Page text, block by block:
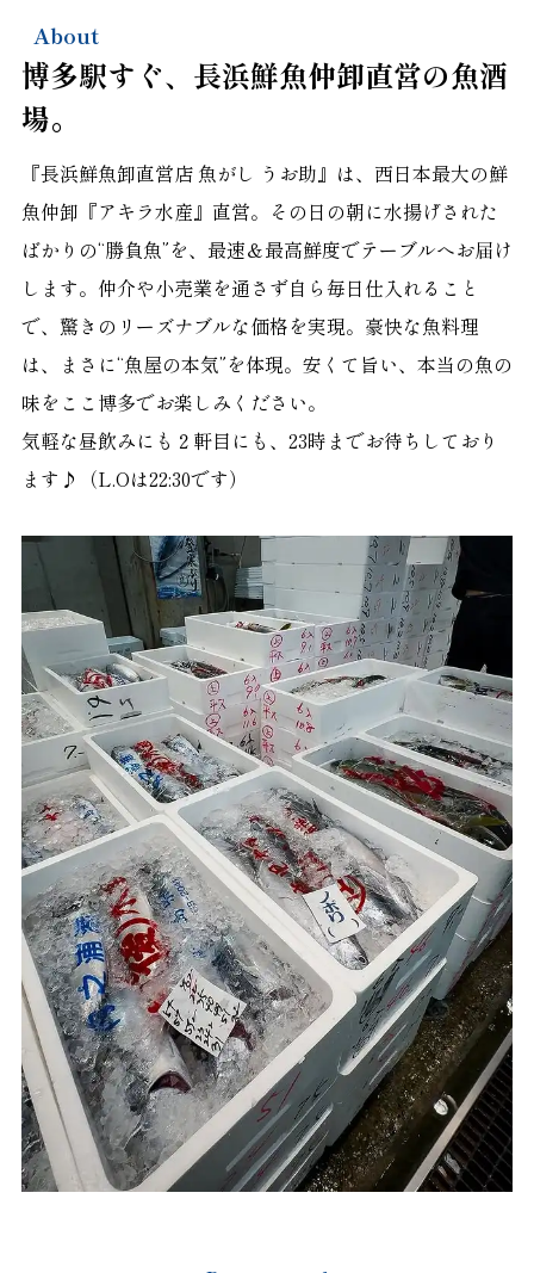
About
博多駅すぐ、長浜鮮魚仲卸直営の魚酒
場。
『長浜鮮魚卸直営店 魚がし うお助』は、西日本最大の鮮
魚仲卸『アキラ水産』直営。その日の朝に水揚げされた
ばかりの“勝負魚”を、最速＆最高鮮度でテーブルへお届け
します。仲介や小売業を通さず自ら毎日仕入れること
で、驚きのリーズナブルな価格を実現。豪快な魚料理
は、まさに“魚屋の本気”を体現。安くて旨い、本当の魚の
味をここ博多でお楽しみください。
気軽な昼飲みにも２軒目にも、23時までお待ちしており
ます♪（L.Oは22:30です）